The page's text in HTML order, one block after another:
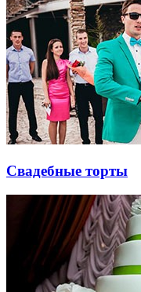
Свадебные торты